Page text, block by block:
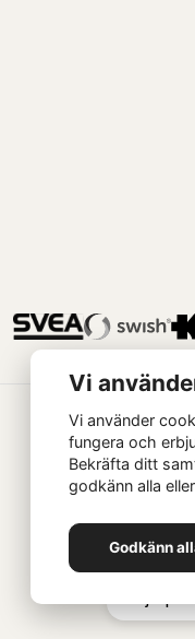
Vi
Vi använder
fungera och
Bekräfta ditt
godkänn alla
Godkänn
Hej 👋